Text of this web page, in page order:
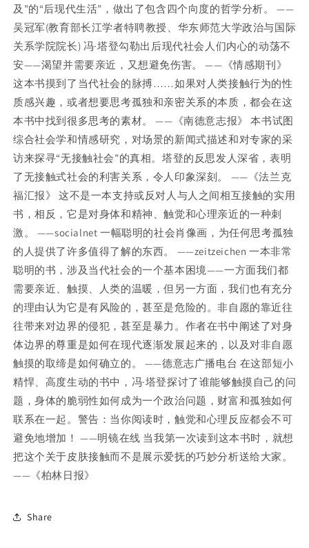
及”的“后现代生活”，做出了包含四个向度的哲学分析。 ——
吴冠军(教育部长江学者特聘教授、华东师范大学政治与国际
关系学院院长) 冯·塔登勾勒出后现代社会人们内心的动荡不
安——渴望并需要亲近，又想避免伤害。 ——《情感期刊》
这本书摸到了当代社会的脉搏……如果对人类接触行为的性
质感兴趣，或者想要思考孤独和亲密关系的本质，都会在这
本书中找到很多思考的素材。 ——《南德意志报》 本书试图
综合社会学和情感研究，对场景的新闻式描述和对专家的采
访来探寻“无接触社会”的真相。塔登的反思发人深省，表明
了无接触式社会的利害关系，令人印象深刻。 ——《法兰克
福汇报》 这不是一本支持或反对人与人之间相互接触的实用
书，相反，它是对身体和精神、触觉和心理亲近的一种刺
激。 ——socialnet 一幅聪明的社会肖像画，为任何思考孤独
的人提供了许多值得了解的东西。 ——zeitzeichen 一本非常
聪明的书，涉及当代社会的一个基本困境——一方面我们都
需要亲近、触摸、人类的温暖，但另一方面，我们也有充分
的理由认为它是有风险的，甚至是危险的。非自愿的靠近往
往带来对边界的侵犯，甚至是暴力。作者在书中阐述了对身
体边界的尊重是如何在现代逐渐发展起来的，以及对非自愿
触摸的取缔是如何确立的。 ——德意志广播电台 在这部短小
精悍、高度生动的书中，冯·塔登探讨了谁能够触摸自己的问
题，身体的脆弱性如何成为一个政治问题，财富和孤独如何
联系在一起。警告：当你阅读时，触觉和心理反应都会不可
避免地增加！ ——明镜在线 当我第一次读到这本书时，就想
把这个关于皮肤接触而不是展示爱抚的巧妙分析送给大家。
——《柏林日报》
Share